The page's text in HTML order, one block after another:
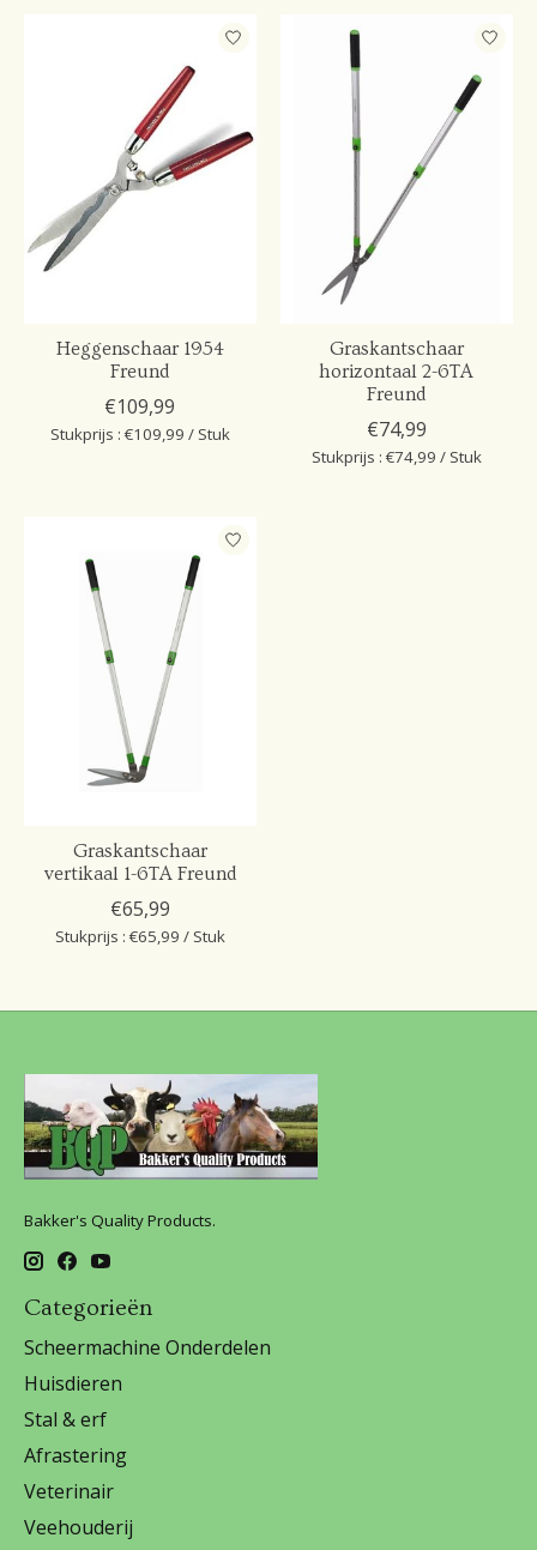
Heggenschaar 1954
Freund
€109,99
Stukprijs : €109,99 / Stuk
Graskantschaar
horizontaal 2-6TA
Freund
€74,99
Stukprijs : €74,99 / Stuk
Graskantschaar
vertikaal 1-6TA Freund
€65,99
Stukprijs : €65,99 / Stuk
Bakker's Quality Products.
Categorieën
Scheermachine Onderdelen
Huisdieren
Stal & erf
Afrastering
Veterinair
Veehouderij